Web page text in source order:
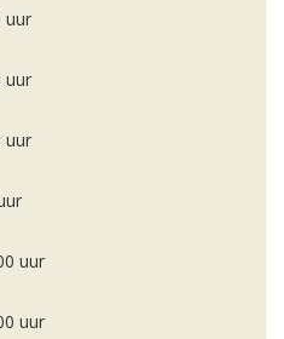
uur
uur
uur
uur
uur